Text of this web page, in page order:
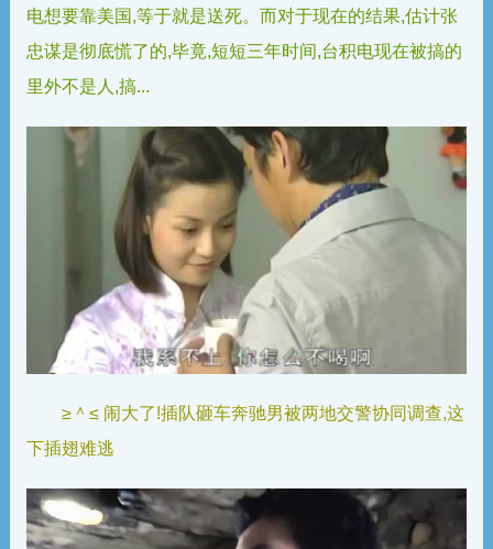
电想要靠美国,等于就是送死。而对于现在的结果,估计张
忠谋是彻底慌了的,毕竟,短短三年时间,台积电现在被搞的
里外不是人,搞...
≥＾≤ 闹大了!插队砸车奔驰男被两地交警协同调查,这
下插翅难逃